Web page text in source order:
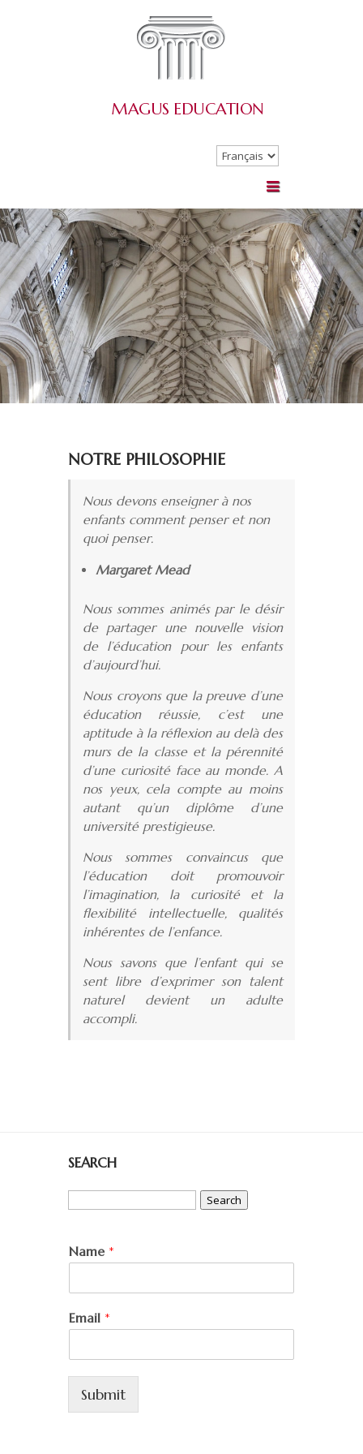
MAGUS EDUCATION
Choisir
une
NOTRE PHILOSOPHIE
Nous devons enseigner à nos
enfants comment penser et non
quoi penser.
Margaret Mead
Nous sommes animés par le désir
de partager une nouvelle vision
de l’éducation pour les enfants
d’aujourd’hui.
Nous croyons que la preuve d’une
éducation réussie, c’est une
aptitude à la réflexion au delà des
murs de la classe et la pérennité
d’une curiosité face au monde. A
nos yeux, cela compte au moins
autant qu’un diplôme d’une
université prestigieuse.
Nous sommes convaincus que
l’éducation doit promouvoir
l’imagination, la curiosité et la
flexibilité intellectuelle, qualités
inhérentes de l’enfance.
Nous savons que l’enfant qui se
sent libre d’exprimer son talent
naturel devient un adulte
accompli.
SEARCH
Search
for:
Name *
Email *
Submit